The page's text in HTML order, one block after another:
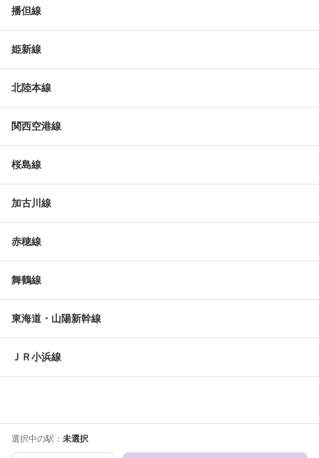
播但線
姫新線
北陸本線
関西空港線
桜島線
加古川線
赤穂線
舞鶴線
東海道・山陽新幹線
ＪＲ小浜線
選択中の駅： 未選択